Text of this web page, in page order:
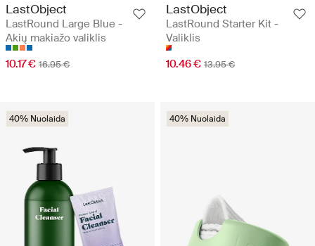
LastObject
LastRound Large Blue -
Akių makiažo valiklis
10.17 € 16.95 €
LastObject
LastRound Starter Kit -
Valiklis
10.46 € 13.95 €
40% Nuolaida 40% Nuolaida